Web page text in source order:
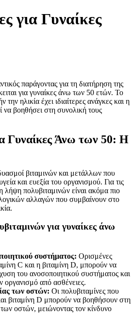
για Γυναίκες
παράγοντας για τη διατήρηση της
για γυναίκες άνω των 50 ετών. Το
ηλικία έχει ιδιαίτερες ανάγκες και η
να βοηθήσει στη συνολική τους
Γυναίκες Άνω των 50: Η
βιταμινών και μετάλλων που
και ευεξία του οργανισμού. Για τις
πολυβιταμινών είναι ακόμα πιο
αλλαγών που συμβαίνουν στο
για γυναίκες άνω
συστήματος: Ορισμένες
C και η βιταμίνη D, μπορούν να
του ανοσοποιητικού συστήματος και
οργανισμό από ασθένειες.
των οστών: Οι πολυβιταμίνες που
βιταμίνη D μπορούν να βοηθήσουν στη
οστών, μειώνοντας τον κίνδυνο